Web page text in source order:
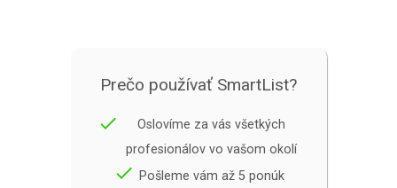
Prečo používať SmartList?
done
Oslovíme za vás všetkých
profesionálov vo vašom okolí
done Pošleme vám až 5 ponúk